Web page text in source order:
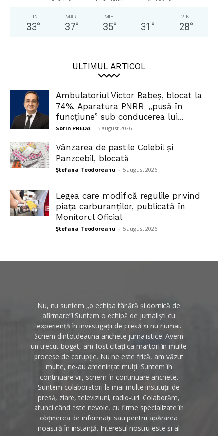
LUN
33°
MAR
37°
MIE
35°
J
31 °
VIN
28°
ULTIMUL ARTICOL
Ambulatoriul Victor Babeș, blocat la
74%. Aparatura PNRR, „pusă în
funcțiune” sub conducerea lui...
Sorin PREDA - 5 august 2026
Vânzarea de pastile Colebil și
Panzcebil, blocată
Ștefana Teodoreanu - 5 august 2026
Legea care modifică regulile privind
piața carburanților, publicată în
Monitorul Oficial
Ștefana Teodoreanu - 5 august 2026
Nu, nu suntem „o echipa tânără și dornică de
afirmare”! Suntem o echipă de jurnaliști cu
experiență în investigații de presă și nu numai.
Scriem dintotdeauna anchete jurnalistice. Avem
un trecut bogat, am fost citați ca martori în multe
procese de corupție. Nu ne este frică, am văzut
multe, ne-au amenințat mulți. Suntem în
continuare vii, scriem în continuare anchete.
Suntem colaboratori la mai multe instituții de
presă, ziare, televiziuni, radio-uri. Colaborăm,
atunci când este nevoie, cu firme specializate în
obținerea de informații sau pentru apărarea
noastră în instanță. Interesul nostru este și al